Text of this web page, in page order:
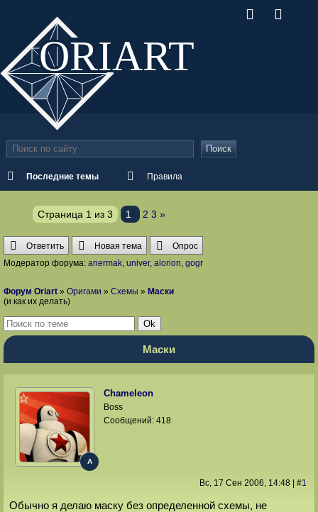
ORIART
Последние темы Правила
Поиск
Страница 1 из 3 1 2 3 »
Ответить Новая тема
Опрос
Модератор форума: anermak, univer, alorion, gogr
Форум Oriart » Оригами » Схемы » Маски
(и как их делать)
Маски
Chameleon
A
Boss
Сообщений:418
Вс, 17 Сен 2006, 14:48| #1
Обычно я делаю маску без определенной схемы, не